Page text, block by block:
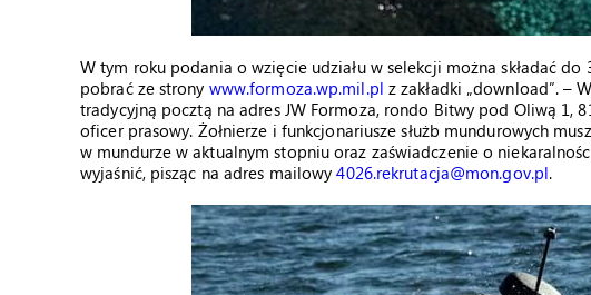
W tym roku podania o wzięcie udziału w selekcji można składać
pobrać ze strony www.formoza.wp.mil.pl z zakładki „download”. –
tradycyjną pocztą na adres JW Formoza, rondo Bitwy pod Oliwą 1,
oficer prasowy. Żołnierze i funkcjonariusze służb mundurowych
w mundurze w aktualnym stopniu oraz zaświadczenie o
wyjaśnić, pisząc na adres mailowy4026.rekrutacja@mon.gov.pl.